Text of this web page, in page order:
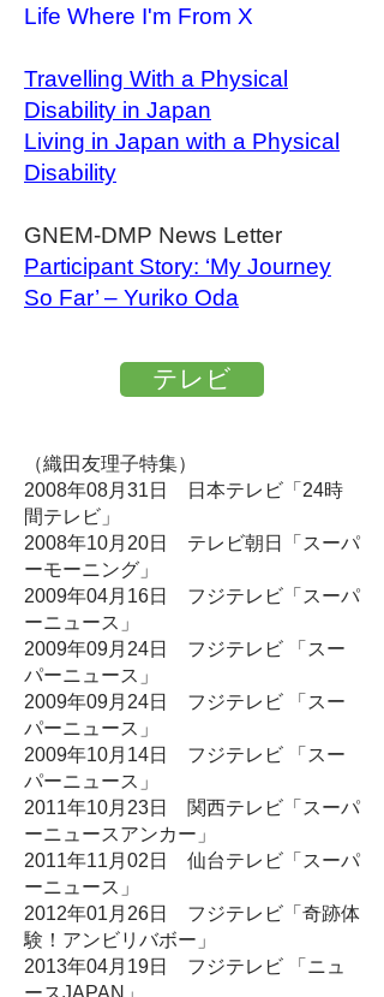
Life Where I'm From X
Travelling With a Physical
Disability in Japan
Living in Japan with a Physical
Disability
GNEM-DMP News Letter
Participant Story: ‘My Journey
So Far’ – Yuriko Oda
テレビ
（織田友理子特集）
2008年08月31日 日本テレビ「24時
間テレビ」
2008年10月20日 テレビ朝日「スーパ
ーモーニング」
2009年04月16日 フジテレビ「スーパ
ーニュース」
2009年09月24日 フジテレビ 「スー
パーニュース」
2009年09月24日 フジテレビ 「スー
パーニュース」
2009年10月14日 フジテレビ 「スー
パーニュース」
2011年10月23日 関西テレビ「スーパ
ーニュースアンカー」
2011年11月02日 仙台テレビ「スーパ
ーニュース」
2012年01月26日 フジテレビ「奇跡体
験！アンビリバボー」
2013年04月19日 フジテレビ 「ニュ
ースJAPAN」